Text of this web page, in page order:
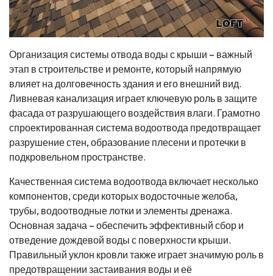
Организация системы отвода воды с крыши – важный
этап в строительстве и ремонте, который напрямую
влияет на долговечность здания и его внешний вид.
Ливневая канализация играет ключевую роль в защите
фасада от разрушающего воздействия влаги. Грамотно
спроектированная система водоотвода предотвращает
разрушение стен, образование плесени и протечки в
подкровельном пространстве.
Качественная система водоотвода включает несколько
компонентов, среди которых водосточные желоба,
трубы, водоотводные лотки и элементы дренажа.
Основная задача – обеспечить эффективный сбор и
отведение дождевой воды с поверхности крыши.
Правильный уклон кровли также играет значимую роль в
предотвращении застаивания воды и её